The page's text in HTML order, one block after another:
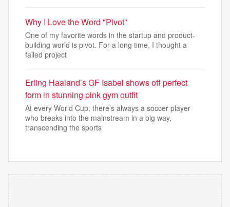
Why I Love the Word "Pivot"
One of my favorite words in the startup and product-
building world is pivot. For a long time, I thought a
failed project
Erling Haaland’s GF Isabel shows off perfect
form in stunning pink gym outfit
At every World Cup, there’s always a soccer player
who breaks into the mainstream in a big way,
transcending the sports